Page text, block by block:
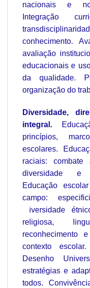
nacionais e
Integração
conhecimento.
avaliação
educacionais e
da qualidade.
organização do
Diversidade,
integral.
princípios,
escolares.
raciais:
diversidade e
Educação
campo:
iversidade
religiosa,
reconhecimento
contexto
Desenho
estratégias e
todos.